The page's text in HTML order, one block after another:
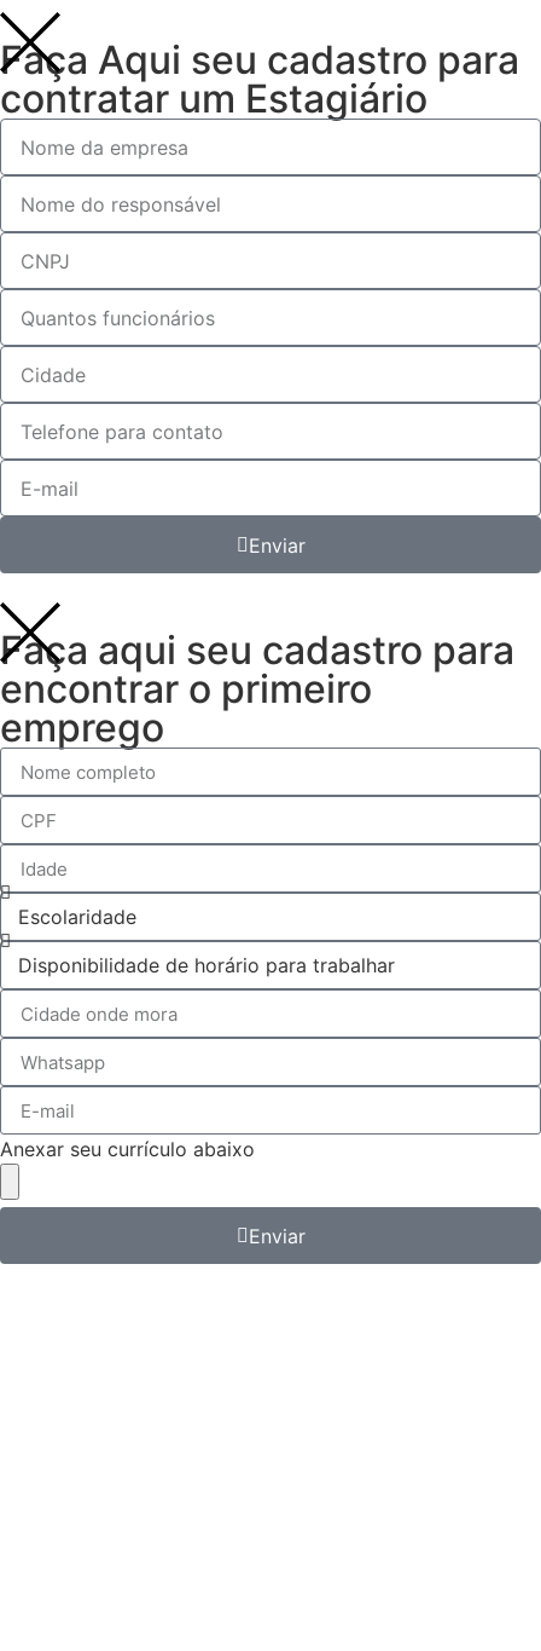
Faça Aqui seu cadastro para
contratar um Estagiário
Enviar
Faça aqui seu cadastro para
encontrar o primeiro
emprego
Anexar seu currículo abaixo
Enviar